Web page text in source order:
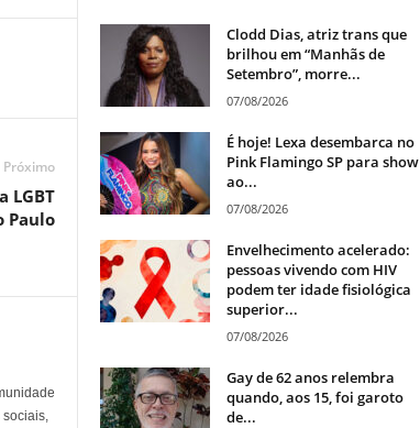
Próximo
LGBT
Paulo
sociais,
Clodd Dias, atriz trans que
brilhou em “Manhãs de
Setembro”, morre...
07/08/2026
É hoje! Lexa desembarca no
Pink Flamingo SP para show
ao...
07/08/2026
Envelhecimento acelerado:
pessoas vivendo com HIV
podem ter idade fisiológica
superior...
07/08/2026
Gay de 62 anos relembra
quando, aos 15, foi garoto
de...